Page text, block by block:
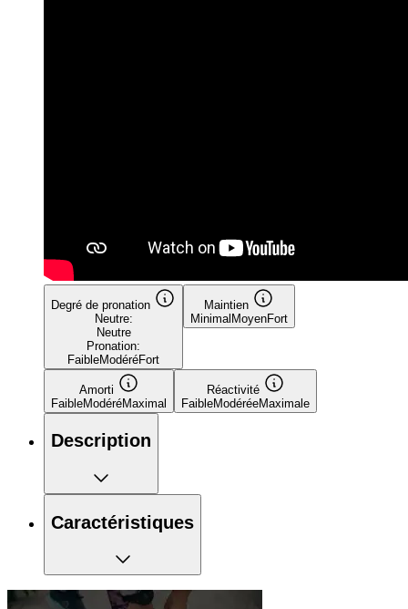
Degré de pronation
Neutre:
Neutre
Pronation:
FaibleModéréFort
Maintien
Minimal MoyenFort
Amorti
FaibleModéréMaximal
Réactivité
FaibleModéréeMaximale
Description
Caractéristiques